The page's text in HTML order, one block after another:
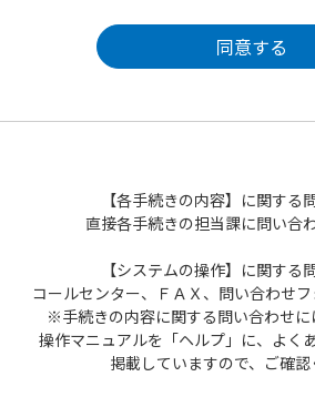
のみについても、この規約に同
とみなします。
行う場合は、利用者たる本人が
げる利用方法に従い利用者登録
できるものとします。
（１）利用者登録を行う際は、
パスワード、氏名、住所、その
項を本システム上で登録してく
（２）住所、氏名、メールアド
があった場合は変更手続を行っ
【各手続きの内容】に関する
直接各手続きの担当課に問い合
【システムの操作】に関する
コールセンター、ＦＡＸ、問い合わせフ
※手続きの内容に関する問い合わせに
操作マニュアルを「ヘルプ」に、よく
掲載していますので、ご確認